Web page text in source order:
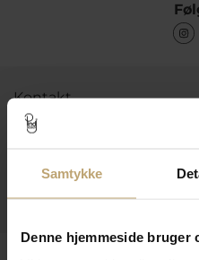
Samtykke
Denne hjemmeside bruger
Kontakt
Åbningstider I Butikken
Information
Praktiske Sider